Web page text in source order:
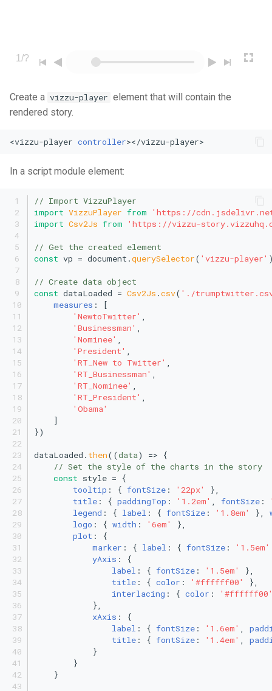
c
h
i
Create a vizzu-player element that will contain the
rendered story.
<vizzu-player controller></vizzu-player>
In a script module element:
// Import VizzuPlayer
import VizzuPlayer from
'https://
import Csv2Js from 'https://vizzu-
// Get the created element
const vp = document .querySelector( 'vizzu-player'
// Create data object
const dataLoaded = Csv2Js .csv( './
measures : [
'NewtoTwitter'
'Businessman'
'Nominee'
'President'
'RT_New to Twitter'
'RT_Businessman'
'RT_Nominee'
'RT_President'
'Obama'
    ]
})
dataLoaded. then( (data) => {
// Set the style of the charts in the story
const style = {
tooltip : { fontSize : '22px'
},
title : { paddingTop : '1.2em' fontSize :
legend : { label : { fontSize : '1.8em' },
logo : { width : '6em'
},
plot : {
marker : { label : { fontSize : '1.5em'
yAxis : {
label : { fontSize : '1.5em'
},
title : { color : '#ffffff00'
},
interlacing : { color :
            },
xAxis : {
label : { fontSize : '1.6em'
title : { fontSize : '1.4em'
            }
        }
    }